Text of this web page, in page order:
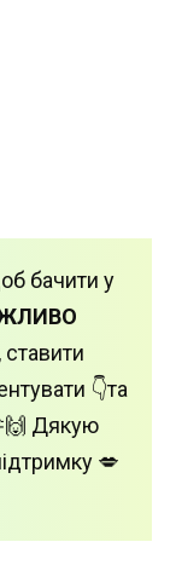
бачити у
ставити
👇та
Дякую
💋